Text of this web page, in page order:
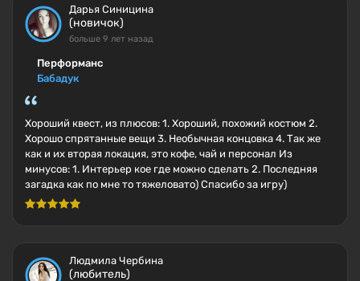
Дарья Синицина
(новичок)
больше 9 лет назад
Перформанс
Бабадук
Хороший квест, из плюсов: 1. Хороший, похожий костюм 2.
Хорошо спрятанные вещи 3. Необычная концовка 4. Так же
как и их вторая локация, это кофе, чай и персонал Из
минусов: 1. Интерьер кое где можно сделать 2. Последняя
загадка как по мне то тяжеловато) Спасибо за игру)
Людмила Чербина
(любитель)